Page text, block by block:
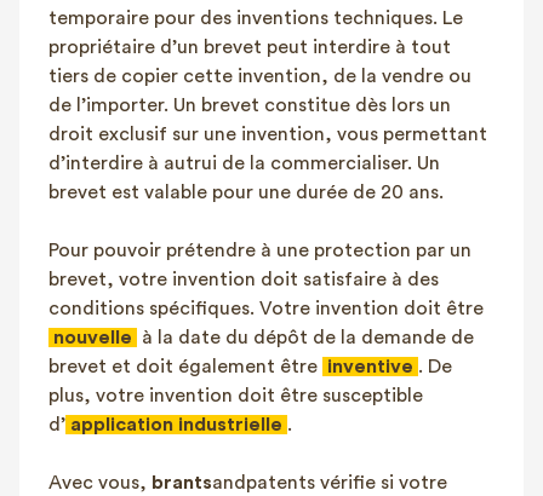
NL FR EN
Client login
temporaire pour des inventions techniques. Le
propriétaire d’un brevet peut interdire à tout
tiers de copier cette invention, de la vendre ou
de l’importer. Un brevet constitue dès lors un
droit exclusif sur une invention, vous permettant
d’interdire à autrui de la commercialiser. Un
brevet est valable pour une durée de 20 ans.
Pour pouvoir prétendre à une protection par un
brevet, votre invention doit satisfaire à des
conditions spécifiques. Votre invention doit être
nouvelle
à la date du dépôt de la demande de
brevet et doit également être inventive . De
plus, votre invention doit être susceptible
d’ application industrielle .
Avec vous, brantsandpatents vérifie si votre